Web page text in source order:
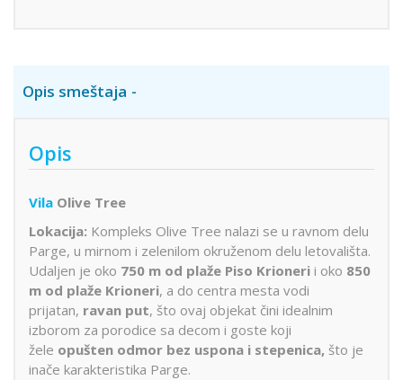
Opis smeštaja
Opis
Vila Olive Tree
Lokacija: Kompleks Olive Tree nalazi se u ravnom delu
Parge, u mirnom i zelenilom okruženom delu letovališta.
Udaljen je oko 750 m od plaže Piso Krioneri i oko 850
m od plaže Krioneri, a do centra mesta vodi
prijatan, ravan put, što ovaj objekat čini idealnim
izborom za porodice sa decom i goste koji
žele opušten odmor bez uspona i stepenica, što je
inače karakteristika Parge.